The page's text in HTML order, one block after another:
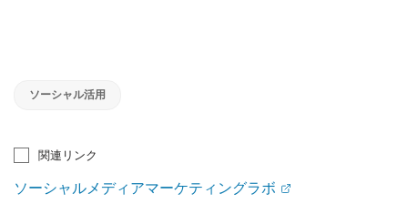
ソーシャル活用
関連リンク
ソーシャルメディアマーケティングラボ